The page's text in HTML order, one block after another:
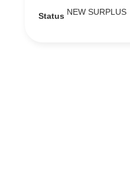
Status NEW SURPLUS